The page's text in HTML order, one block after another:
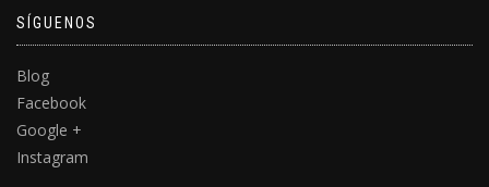
SÍGUENOS
Blog
Facebook
Google +
Instagram